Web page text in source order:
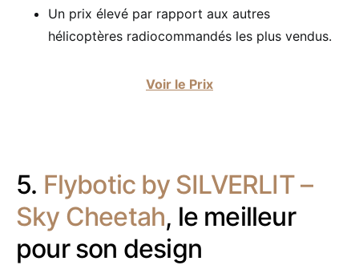
Un prix élevé par rapport aux autres
hélicoptères radiocommandés les plus vendus.
Voir le Prix
5. Flybotic by SILVERLIT –
Sky Cheetah, le meilleur
pour son design